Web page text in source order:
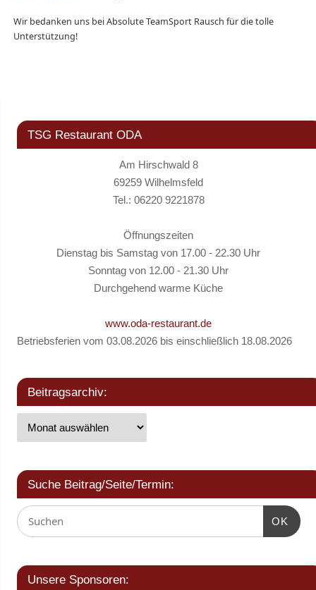
Wir bedanken uns bei Absolute TeamSport Rausch für die tolle
Unterstützung!
TSG Restaurant ODA
Am Hirschwald 8
69259 Wilhelmsfeld
Tel.: 06220 9221878
Öffnungszeiten
Dienstag bis Samstag von 17.00 - 22.30 Uhr
Sonntag von 12.00 - 21.30 Uhr
Durchgehend warme Küche
www.oda-restaurant.de
Betriebsferien vom 03.08.2026 bis einschließlich 18.08.2026
Beitragsarchiv:
Suche Beitrag/Seite/Termin:
OK
Unsere Sponsoren: